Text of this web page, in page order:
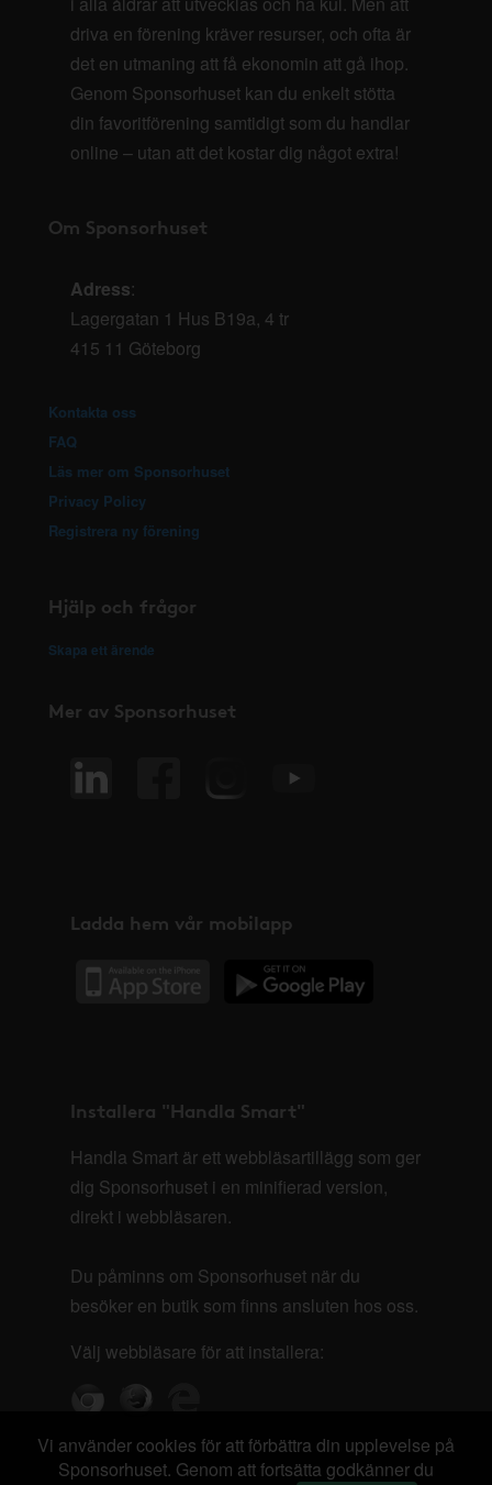
driva en förening kräver resurser, och ofta är
det en utmaning att få ekonomin att gå ihop.
Genom Sponsorhuset kan du enkelt stötta
din favoritförening samtidigt som du handlar
online – utan att det kostar dig något extra!
Om Sponsorhuset
Adress:
Lagergatan 1 Hus B19a, 4 tr
415 11 Göteborg
Kontakta oss
FAQ
Läs mer om Sponsorhuset
Privacy Policy
Registrera ny förening
Hjälp och frågor
Skapa ett ärende
Mer av Sponsorhuset
Ladda hem vår mobilapp
Installera "Handla Smart"
Handla Smart är ett webbläsartillägg som ger
dig Sponsorhuset i en minifierad version,
direkt i webbläsaren.
Du påminns om Sponsorhuset när du
besöker en butik som finns ansluten hos oss.
Välj webbläsare för att installera:
Vi använder cookies för att förbättra din upplevelse på
Sponsorhuset. Genom att fortsätta godkänner du